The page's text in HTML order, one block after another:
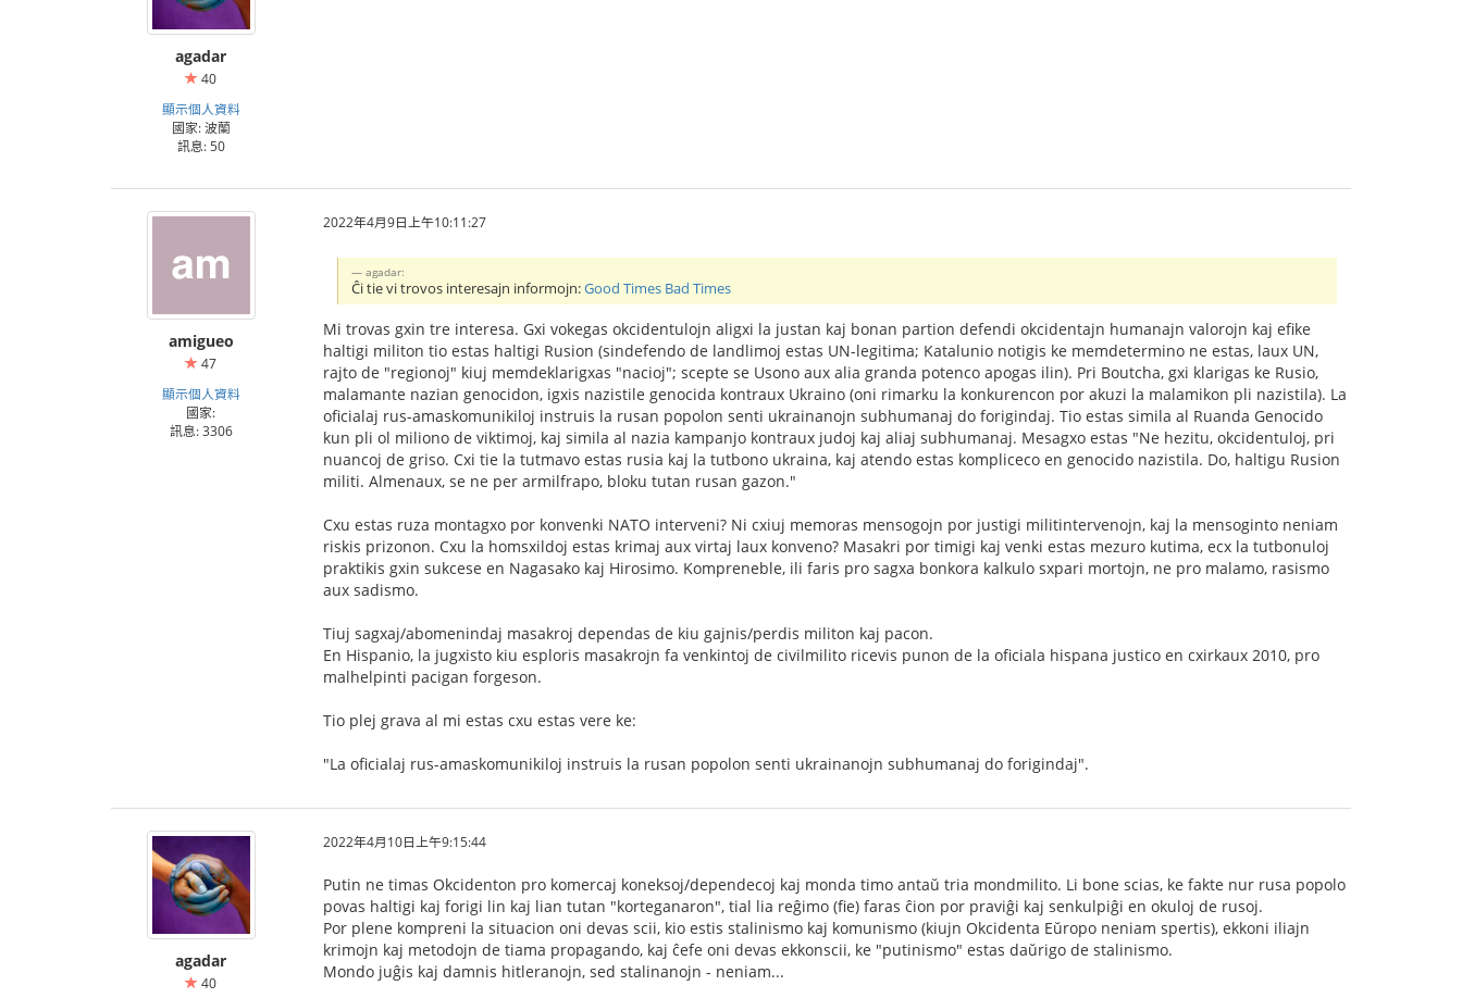
agadar
40
顯示個人資料
國家: 波蘭
訊息: 50
amigueo
47
顯示個人資料
國家:
訊息: 3306
2022年4月9日上午10:11:27
agadar:
Ĉi tie vi trovos interesajn informojn:Good Times Bad Times
Mi trovas gxin tre interesa. Gxi vokegas okcidentulojn aligxi la justan kaj bonan partion defendi okcidentajn humanajn valorojn kaj efike
haltigi militon tio estas haltigi Rusion (sindefendo de landlimoj estas UN-legitima; Katalunio notigis ke memdetermino ne estas, laux UN,
rajto de "regionoj" kiuj memdeklarigxas "nacioj"; scepte se Usono aux alia granda potenco apogas ilin). Pri Boutcha, gxi klarigas ke Rusio,
malamante nazian genocidon, igxis nazistile genocida kontraux Ukraino (oni rimarku la konkurencon por akuzi la malamikon pli nazistila). La
oficialaj rus-amaskomunikiloj instruis la rusan popolon senti ukrainanojn subhumanaj do forigindaj. Tio estas simila al Ruanda Genocido
kun pli ol miliono de viktimoj, kaj simila al nazia kampanjo kontraux judoj kaj aliaj subhumanaj. Mesagxo estas "Ne hezitu, okcidentuloj, pri
nuancoj de griso. Cxi tie la tutmavo estas rusia kaj la tutbono ukraina, kaj atendo estas kompliceco en genocido nazistila. Do, haltigu Rusion
militi. Almenaux, se ne per armilfrapo, bloku tutan rusan gazon."
Cxu estas ruza montagxo por konvenki NATO interveni? Ni cxiuj memoras mensogojn por justigi militintervenojn, kaj la mensoginto neniam
riskis prizonon. Cxu la homsxildoj estas krimaj aux virtaj laux konveno? Masakri por timigi kaj venki estas mezuro kutima, ecx la tutbonuloj
praktikis gxin sukcese en Nagasako kaj Hirosimo. Kompreneble, ili faris pro sagxa bonkora kalkulo sxpari mortojn, ne pro malamo, rasismo
aux sadismo.
Tiuj sagxaj/abomenindaj masakroj dependas de kiu gajnis/perdis militon kaj pacon.
En Hispanio, la jugxisto kiu esploris masakrojn fa venkintoj de civilmilito ricevis punon de la oficiala hispana justico en cxirkaux 2010, pro
malhelpinti pacigan forgeson.
Tio plej grava al mi estas cxu estas vere ke:
"La oficialaj rus-amaskomunikiloj instruis la rusan popolon senti ukrainanojn subhumanaj do forigindaj".
agadar
40
2022年4月10日上午9:15:44
Putin ne timas Okcidenton pro komercaj koneksoj/dependecoj kaj monda timo antaŭ tria mondmilito. Li bone scias, ke fakte nur rusa popolo
povas haltigi kaj forigi lin kaj lian tutan "korteganaron", tial lia reĝimo (fie) faras ĉion por praviĝi kaj senkulpiĝi en okuloj de rusoj.
Por plene kompreni la situacion oni devas scii, kio estis stalinismo kaj komunismo (kiujn Okcidenta Eŭropo neniam spertis), ekkoni iliajn
krimojn kaj metodojn de tiama propagando, kaj ĉefe oni devas ekkonscii, ke "putinismo" estas daŭrigo de stalinismo.
Mondo juĝis kaj damnis hitleranojn, sed stalinanojn - neniam...